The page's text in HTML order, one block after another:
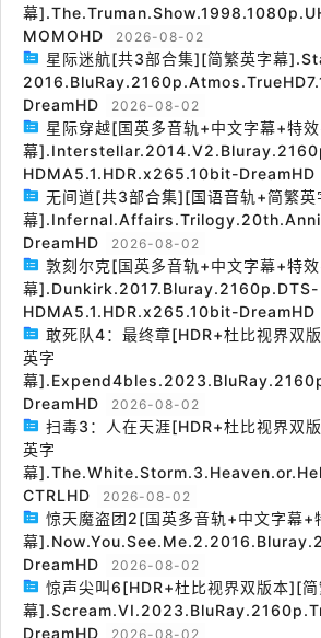
幕
MOMOHD
2026-08-02
星际迷航[共3部合集][简繁英字幕
DreamHD
2026-08-02
星际穿越[国英多音轨+中文字幕+特效
幕
HDMA5.1.HDR.x265.10bit-DreamHD
无间道[共3部合集][国语音轨+简繁英
幕
DreamHD
2026-08-02
敦刻尔克[国英多音轨+中文字幕+特效
幕].Dunkirk.2017.Bluray.2160p.DTS-
HDMA5.1.HDR.x265.10bit-DreamHD
敢死队4：最终章[HDR+杜比视界双
英字
幕
DreamHD
2026-08-02
扫毒3：人在天涯[HDR+杜比视界双
英字
幕
CTRLHD
2026-08-02
惊天魔盗团2[国英多音轨+中文字幕+
幕
DreamHD
2026-08-02
惊声尖叫6[HDR+杜比视界双版本][简
幕
DreamHD
2026-08-02